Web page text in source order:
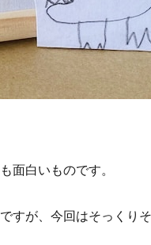
面白いものです。
すが、今回はそっくり